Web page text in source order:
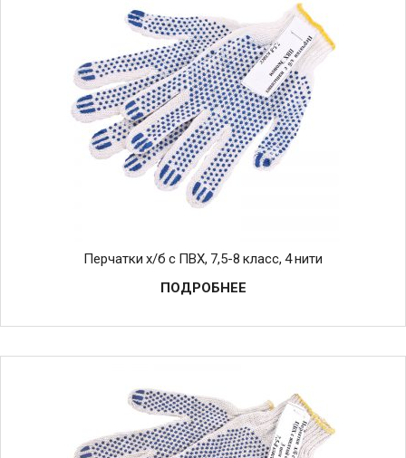
Перчатки х/б с ПВХ, 7,5-8 класс, 4 нити
ПОДРОБНЕЕ